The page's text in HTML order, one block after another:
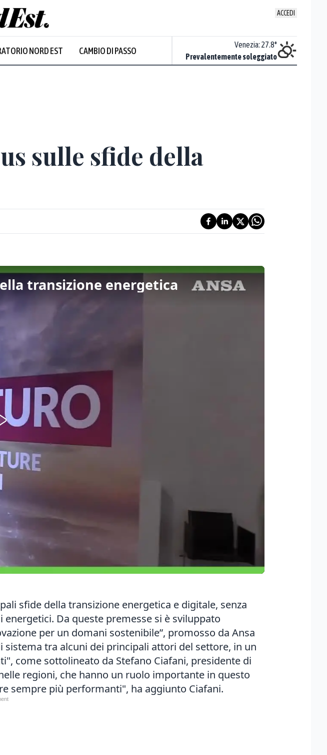
ACCEDI
NORD EST CAMBIO DI PASSO
Prevalentemente soleggiato
Venezia: 27.8°
Prevalentemente soleggiato
sulle sfide della
transizione energetica
sfide della transizione energetica e digitale, senza
Da queste premesse si è sviluppato
per un domani sostenibile”, promosso da Ansa
sistema tra alcuni dei principali attori del settore, in un
come sottolineato da Stefano Ciafani, presidente di
regioni, che hanno un ruolo importante in questo
sempre più performanti", ha aggiunto Ciafani.